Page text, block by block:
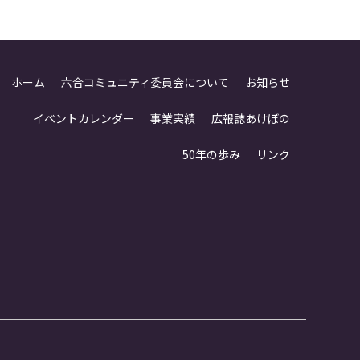
ホーム 六合コミュニティ委員会について お知らせ
イベントカレンダー 事業実績 広報誌あけぼの
50年の歩み リンク